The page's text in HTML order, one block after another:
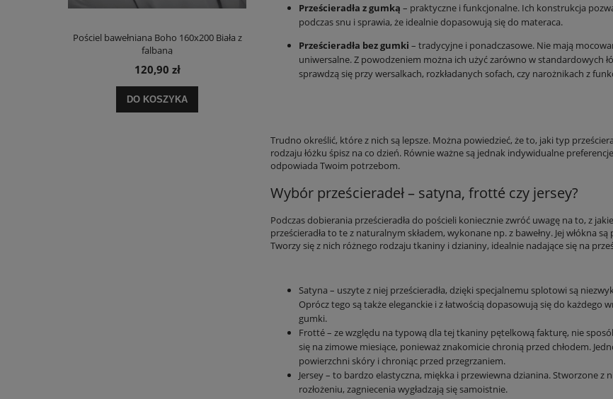
Pościel bawełniana Boho 160x200 Biała z
falbaną
120,90 zł
DO KOSZYKA
falbaną
120,90 zł
falbaną
120,90 zł
Prześcieradła z gumką – praktyczne i funkcjonalne. Ich konstrukcja
podczas snu i sprawia, że idealnie dopasowują się do materaca.
Prześcieradła bez gumki – tradycyjne i ponadczasowe. Nie mają
uniwersalne. Z powodzeniem można ich użyć zarówno w standardowych
sprawdzą się przy wersalkach, rozkładanych sofach, czy narożnikach z
Trudno określić, które z nich są lepsze. Można powiedzieć, że to, jaki typ
rodzaju łóżku śpisz na co dzień. Równie ważne są jednak indywidualne
odpowiada Twoim potrzebom.
Wybór prześcieradeł – satyna, frotté czy jersey?
Podczas dobierania prześcieradła do pościeli koniecznie zwróć uwagę na to, z
prześcieradła to te z naturalnym składem, wykonane np. z bawełny. Jej włókna
Tworzy się z nich różnego rodzaju tkaniny i dzianiny, idealnie nadające się na
Satyna – uszyte z niej prześcieradła, dzięki specjalnemu splotowi są
Oprócz tego są także eleganckie i z łatwością dopasowują się do
gumki.
Frotté – ze względu na typową dla tej tkaniny pętelkową fakturę, nie
się na zimowe miesiące, ponieważ znakomicie chronią przed chłodem.
powierzchni skóry i chroniąc przed przegrzaniem.
Jersey – to bardzo elastyczna, miękka i przewiewna dzianina. Stworzone z
rozłożeniu, zagniecenia wygładzają się samoistnie.